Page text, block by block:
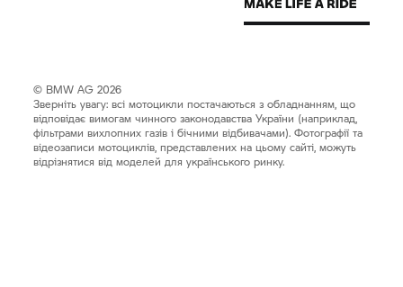
© BMW AG 2026
Зверніть увагу: всі мотоцикли постачаються з обладнанням, що
відповідає вимогам чинного законодавства України (наприклад,
фільтрами вихлопних газів і бічними відбивачами). Фотографії та
відеозаписи мотоциклів, представлених на цьому сайті, можуть
відрізнятися від моделей для українського ринку.